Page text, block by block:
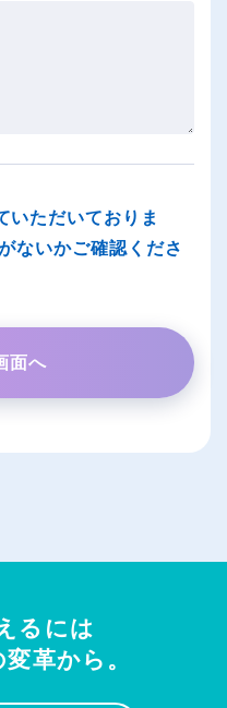
いただいておりま
ないかご確認くださ
るには
革から。